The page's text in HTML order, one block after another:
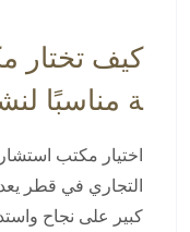
كيف تختار
ة مناسبًا
اختيار مكتب
التجاري في قطر
كبير على نجاح